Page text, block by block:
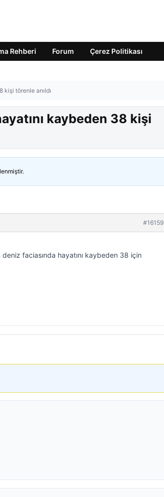
Rehberi Forum Çerez Politikası
kişi törenle anıldı
kaybeden 38 kişi
#16159
faciasında hayatını kaybeden 38 için